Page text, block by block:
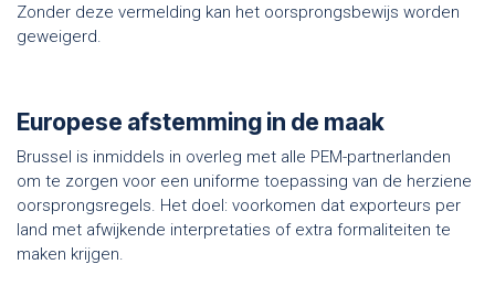
Zonder deze vermelding kan het oorsprongsbewijs worden
geweigerd.
Europese afstemming in de maak
Brussel is inmiddels in overleg met alle PEM-partnerlanden
om te zorgen voor een uniforme toepassing van de herziene
oorsprongsregels. Het doel: voorkomen dat exporteurs per
land met afwijkende interpretaties of extra formaliteiten te
maken krijgen.